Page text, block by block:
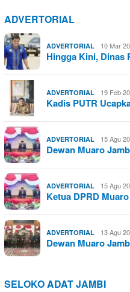
ADVERTORIAL
ADVERTORIAL 10 Mar
Hingga Kini, Dinas
ADVERTORIAL 19 Feb
Kadis PUTR
ADVERTORIAL 15 Agu
Dewan Muaro
ADVERTORIAL 15 Agu
Ketua DPRD
ADVERTORIAL 13 Agu
Dewan Muaro
SELOKO ADAT JAMBI